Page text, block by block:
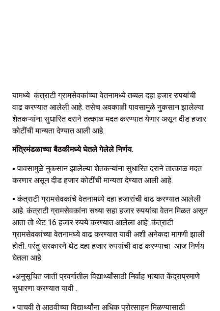
यामध्ये कंत्राटी ग्रामसेवकांच्या वेतनामध्ये तब्बल दहा हजार रुपयांची
वाढ करण्यात आलेली आहे. तसेच अवकाळी पावसामुळे नुकसान झालेल्या
शेतकऱ्यांना सुधारित दराने तत्काळ मदत करण्यात येणार असून दीड हजार
कोटींची मान्यता देण्यात आली आहे.
मंत्रिमंडळाच्या बैठकीमध्ये घेतले गेलेले निर्णय.
▪️ पावसामुळे नुकसान झालेल्या शेतकऱ्यांना सुधारित दराने तात्काळ मदत
करणार असून दीड हजार कोटींची मान्यता देण्यात आली आहे.
▪️ कंत्राटी ग्रामसेवकांचे वेतनामध्ये दहा हजारांची वाढ करण्यात आलेली
आहे. कंत्राटी ग्रामसेवकांना सध्या सहा हजार रुपयांचा वेतन मिळत असून
आता तो थेट 16 हजार रुपये करण्यात आलेला आहे .कंत्राटी
ग्रामसेवकांच्या वेतनामध्ये वाढ करण्यात यावी अशी अनेकदा मागणी झाली
होती. परंतु सरकारने थेट दहा हजार रुपयांची वाढ करण्याचा आज निर्णय
घेतला आहे.
▪️अनुसूचित जाती प्रवर्गातील विद्यार्थ्यांसाठी निर्वाह भत्यात केंद्राप्रमाणे
सुधारणा करण्यात यावी .
▪️ पाचवी ते आठवीच्या विद्यार्थ्यांना अधिक प्रोत्साहन मिळण्यासाठी